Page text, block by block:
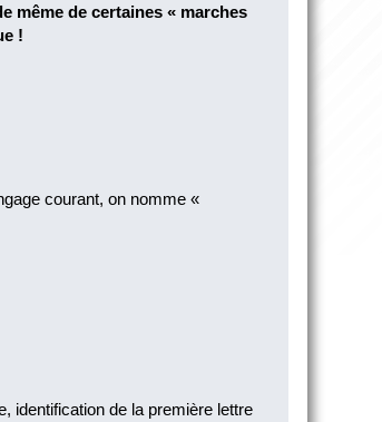
même de certaines « marches
!
courant, on nomme «
identification de la première lettre